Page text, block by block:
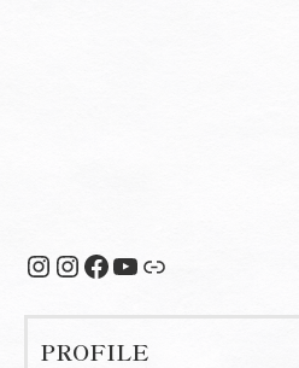
Instagram
Instagram
Facebook
YouTube
リンク
PROFILE